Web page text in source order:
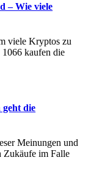
– Wie viele
viele Kryptos zu
1066 kaufen die
die
Meinungen und
Zukäufe im Falle